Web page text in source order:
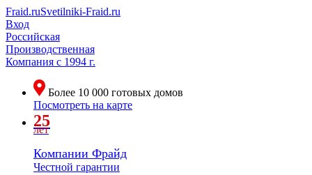
Fraid.ruSvetilniki-Fraid.ru
Вход
Российская
Производственная
Компания с 1994 г.
Более 10 000 готовых домов
Посмотреть на карте
25
лет
Компании Фрайд
Честной гарантии